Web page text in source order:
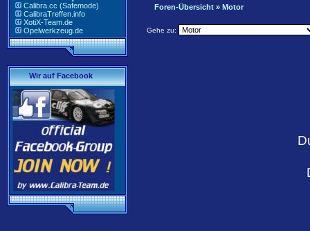
Calibra.cc (Safemode)
CalibraTreffen.info
XotiX-Team.de
Opelwerkzeug.de
Wir auf Facebook
Foren-Übersicht » Motor
Gehe zu: